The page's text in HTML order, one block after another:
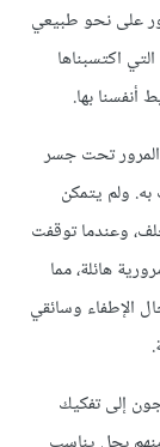
على نحو طبيعي
اكتسبناها
أنفسنا بها.
تحت جسر
ولم يتمكن
وعندما توقفت
هائلة، مما
الإطفاء وسائقي
إلى تفكيك